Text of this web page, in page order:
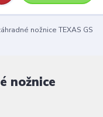
nožnice TEXAS GS
nožnice